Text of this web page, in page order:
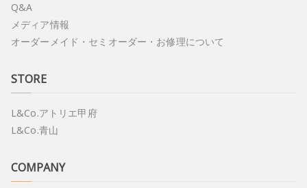
Q&A
メディア情報
オーダーメイド・セミオーダー・お修理について
STORE
L&Co.アトリエ甲府
L&Co.青山
COMPANY